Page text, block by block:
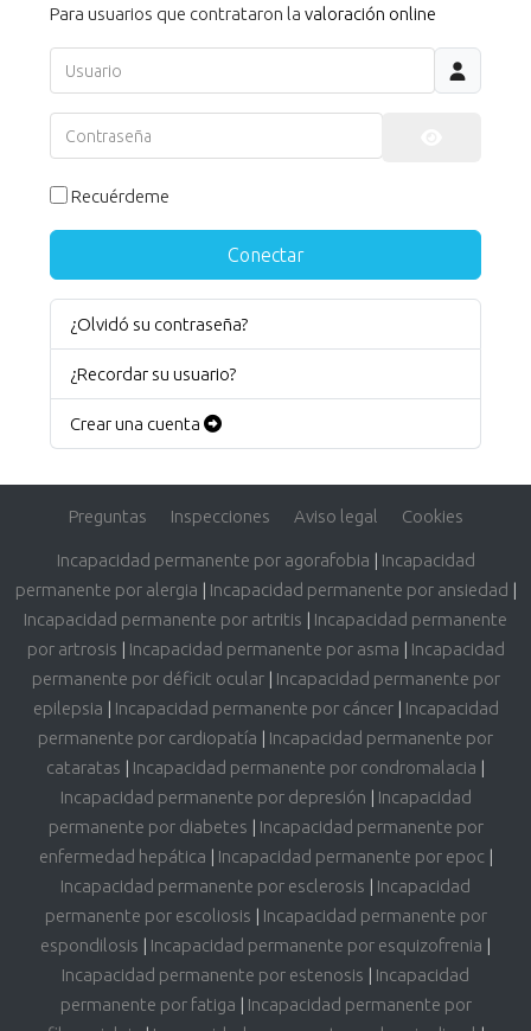
Para usuarios que contrataron la valoración online
Usuario
Contraseña
Recuérdeme
Conectar
¿Olvidó su contraseña?
¿Recordar su usuario?
Crear una cuenta
Preguntas Inspecciones Aviso legal Cookies
Incapacidad permanente por agorafobia | Incapacidad
permanente por alergia | Incapacidad permanente por ansiedad |
Incapacidad permanente por artritis | Incapacidad permanente
por artrosis | Incapacidad permanente por asma | Incapacidad
permanente por déficit ocular| Incapacidad permanente por
epilepsia | Incapacidad permanente por cáncer| Incapacidad
permanente por cardiopatía | Incapacidad permanente por
cataratas | Incapacidad permanente por condromalacia |
Incapacidad permanente por depresión | Incapacidad
permanente por diabetes | Incapacidad permanente por
enfermedad hepática | Incapacidad permanente por epoc|
Incapacidad permanente por esclerosis | Incapacidad
permanente por escoliosis | Incapacidad permanente por
espondilosis | Incapacidad permanente por esquizofrenia |
Incapacidad permanente por estenosis | Incapacidad
permanente por fatiga | Incapacidad permanente por